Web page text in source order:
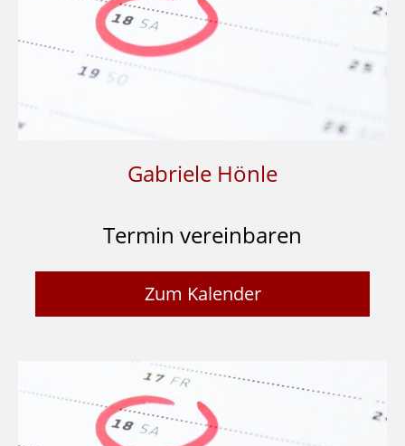
Gabriele Hönle
Termin vereinbaren
Zum Kalender